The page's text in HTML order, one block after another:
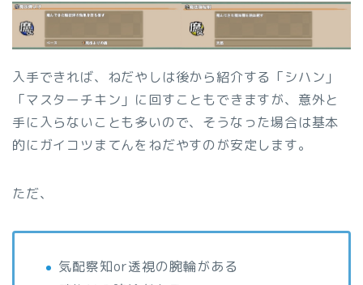
入手できれば、ねだやしは後から紹介する「シハン」
「マスターチキン」に回すこともできますが、意外と
手に入らないことも多いので、そうなった場合は基本
的にガイコツまてんをねだやすのが安定します。
ただ、
気配察知or透視の腕輪がある